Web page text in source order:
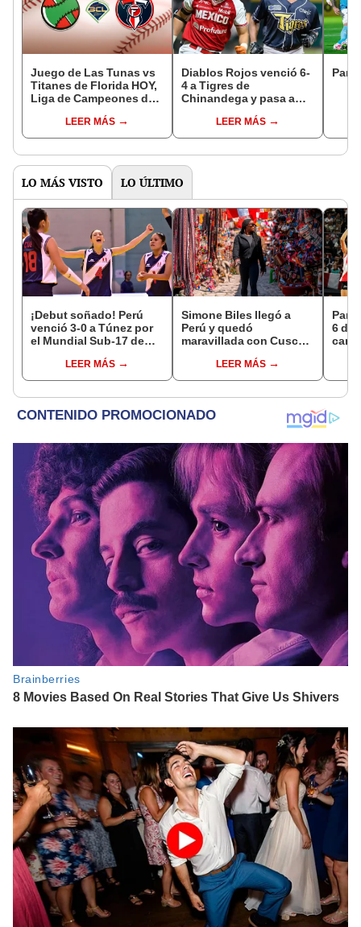
Juego de Las Tunas vs
Titanes de Florida HOY,
Liga de Campeones de
transmisión vía Tele
Rebelde EN VIVO
LEER MÁS
Diablos Rojos venció 6-
4 a Tigres de
Chinandega y pasa a
Baseball Champions
League 2025
LEER MÁS
LO MÁS VISTO LO ÚLTIMO
¡Debut soñado! Perú
venció 3-0 a Túnez por
el Mundial Sub-17 de
LEER MÁS
Simone Biles llegó a
Perú y quedó
maravillada con Cusco:
lo hermoso que es este
país"
LEER MÁS
6 de